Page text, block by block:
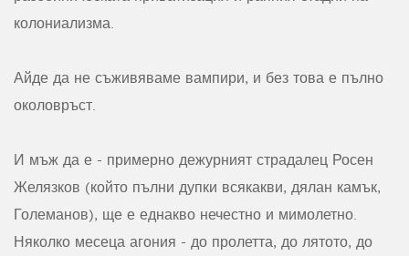
колониализма.
Айде да не съживяваме вампири, и без това е пълно
околовръст.
И мъж да е - примерно дежурният страдалец Росен
Желязков (който пълни дупки всякакви, дялан камък,
Големанов), ще е еднакво нечестно и мимолетно.
Няколко месеца агония - до пролетта, до лятото, до